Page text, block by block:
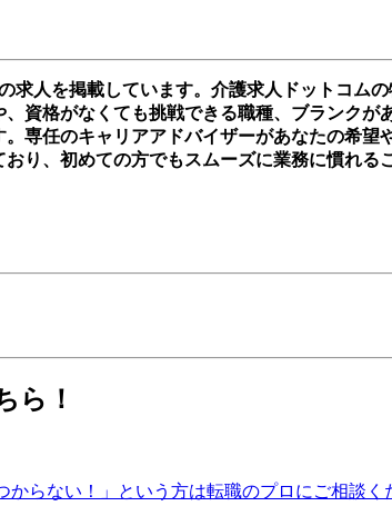
求人を掲載しています。介護求人ドットコム
資格がなくても挑戦できる職種、ブランク
専任のキャリアアドバイザーがあなたの希
り、初めての方でもスムーズに業務に慣れる
ら！
からない！」という方は転職のプロにご相談く